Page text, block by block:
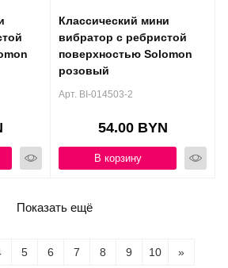
Классический мини
вибратор с ребристой
поверхностью Solomon
розовый
Арт. BI-014503-2
54.00 BYN
В корзину
Показать ещё
5 6 7 8 9 10 »